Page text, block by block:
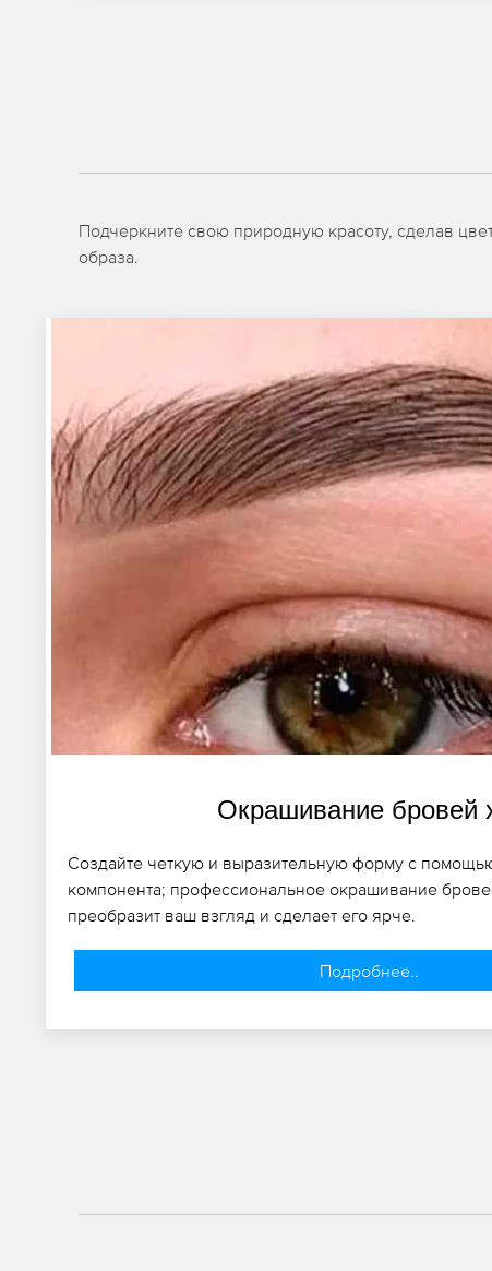
Подчеркните свою природную красоту, сделав
образа.
Окрашивание бровей
Создайте четкую и выразительную форму с
компонента; профессиональное окрашивание
преобразит ваш взгляд и сделает его ярче.
Подробнее..